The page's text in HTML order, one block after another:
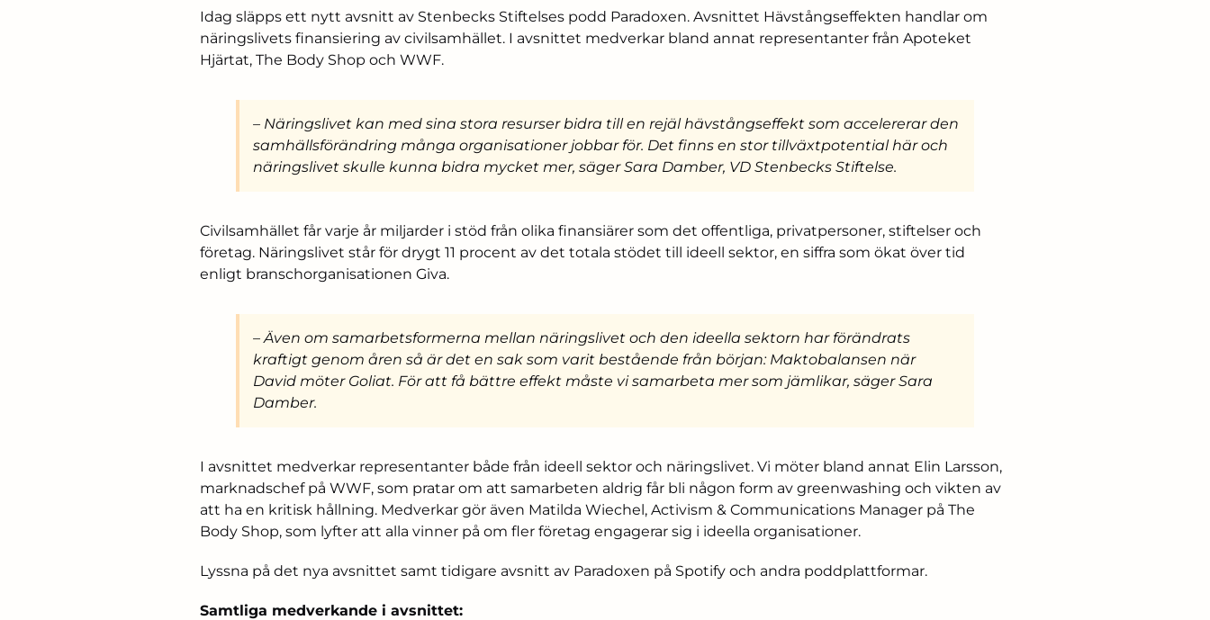
Idag släpps ett nytt avsnitt av Stenbecks Stiftelses podd Paradoxen. Avsnittet Hävstångseffekten handlar om
näringslivets finansiering av civilsamhället. I avsnittet medverkar bland annat representanter från Apoteket
Hjärtat, The Body Shop och WWF.
– Näringslivet kan med sina stora resurser bidra till en rejäl hävstångseffekt som accelererar den
samhällsförändring många organisationer jobbar för. Det finns en stor tillväxtpotential här och
näringslivet skulle kunna bidra mycket mer, säger Sara Damber, VD Stenbecks Stiftelse.
Civilsamhället får varje år miljarder i stöd från olika finansiärer som det offentliga, privatpersoner, stiftelser och
företag. Näringslivet står för drygt 11 procent av det totala stödet till ideell sektor, en siffra som ökat över tid
enligt branschorganisationen Giva.
– Även om samarbetsformerna mellan näringslivet och den ideella sektorn har förändrats
kraftigt genom åren så är det en sak som varit bestående från början: Maktobalansen när
David möter Goliat. För att få bättre effekt måste vi samarbeta mer som jämlikar, säger Sara
Damber.
I avsnittet medverkar representanter både från ideell sektor och näringslivet. Vi möter bland annat Elin Larsson,
marknadschef på WWF, som pratar om att samarbeten aldrig får bli någon form av greenwashing och vikten av
att ha en kritisk hållning. Medverkar gör även Matilda Wiechel, Activism & Communications Manager på The
Body Shop, som lyfter att alla vinner på om fler företag engagerar sig i ideella organisationer.
Lyssna på det nya avsnittet samt tidigare avsnitt av Paradoxen på Spotify och andra poddplattformar.
Samtliga medverkande i avsnittet: